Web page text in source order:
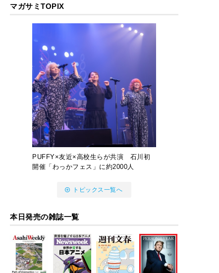
マガサミTOPIX
PUFFY×友近×高校生らが共演 石川初
開催「わっかフェス」に約2000人
トピックス一覧へ
本日発売の雑誌一覧